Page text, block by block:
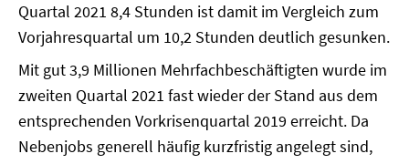
Quartal 2021 8,4 Stunden ist damit im Vergleich zum
Vorjahresquartal um 10,2 Stunden deutlich gesunken.
Mit gut 3,9 Millionen Mehrfachbeschäftigten wurde im
zweiten Quartal 2021 fast wieder der Stand aus dem
entsprechenden Vorkrisenquartal 2019 erreicht. Da
Nebenjobs generell häufig kurzfristig angelegt sind,